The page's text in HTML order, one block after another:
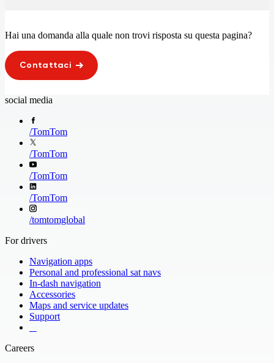
Hai una domanda alla quale non trovi risposta su questa pagina?
Contattaci
social media
/TomTom
/TomTom
/TomTom
/TomTom
/tomtomglobal
For drivers
Navigation apps
Personal and professional sat navs
In-dash navigation
Accessories
Maps and service updates
Support
Careers